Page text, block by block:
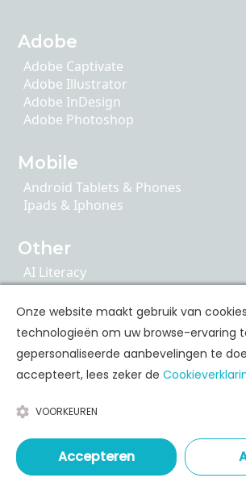
Adobe
Adobe Captivate
Adobe Illustrator
Adobe InDesign
Adobe Photoshop
Mobile
Android Tablets & Phones
Ipads & Iphones
Other
AI Literacy
Articulate 360
ChatGPT
Cybersecurity
Google Apps
Communication
Leadership & Coaching
Time & Stress Management
Onze website maakt gebruik van
technologieën om uw browse-ervaring
gepersonaliseerde aanbevelingen te
accepteert, lees zeker de
VOORKEUREN
Accepteren